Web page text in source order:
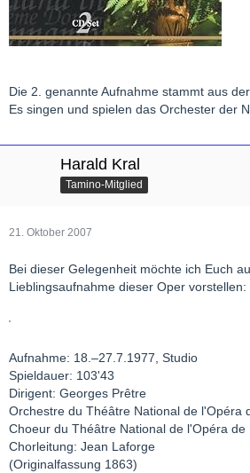
Die 2. genannte Aufnahme stammt aus
Es singen und spielen das Orchester der
Harald Kral
Tamino-Mitglied
21. Oktober 2007
Bei dieser Gelegenheit möchte ich Euch
Lieblingsaufnahme dieser Oper vorstellen:
Aufnahme: 18.–27.7.1977, Studio
Spieldauer: 103'43
Dirigent: Georges Prêtre
Orchestre du Théâtre National de l'Opéra
Choeur du Théâtre National de l'Opéra de
Chorleitung: Jean Laforge
(Originalfassung 1863)